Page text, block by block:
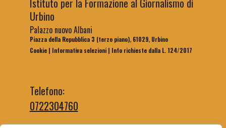
Urbino
Palazzo nuovo Albani
Piazza della Repubblica 3 (terzo piano), 61029, Urbino
Cookie| Informativa selezioni| Info richieste dalla L. 124/2017
Telefono:
0722304760